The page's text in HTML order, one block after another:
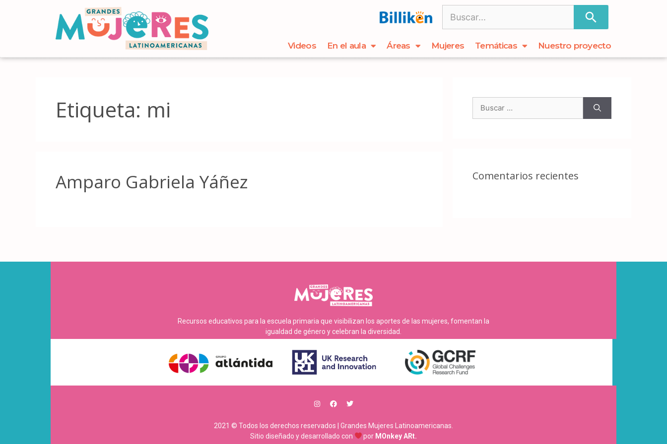
Videos En el aula Áreas Mujeres Temáticas Nuestro proyecto
Etiqueta: mi
Amparo Gabriela Yáñez Comentarios recientes
Recursos educativos para la escuela primaria que visibilizan los aportes de las mujeres, fomentan la
igualdad de género y celebran la diversidad.
2021 © Todos los derechos reservados | Grandes Mujeres Latinoamericanas.
Sitio diseñado y desarrollado con
por MOnkey ARt.